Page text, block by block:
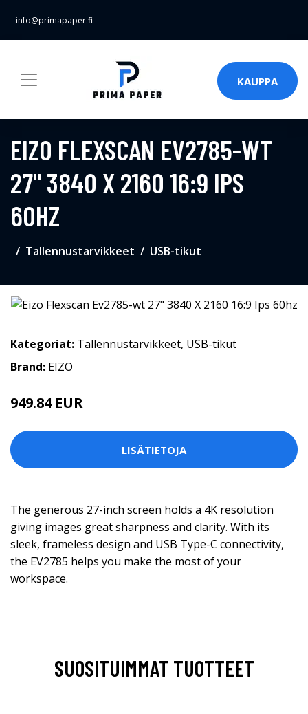
info@primapaper.fi
KAUPPA
EIZO FLEXSCAN EV2785-WT
27" 3840 X 2160 16:9 IPS
60HZ
Tallennustarvikkeet USB-tikut
Kategoriat: Tallennustarvikkeet, USB-tikut
Brand: EIZO
949.84 EUR
LISÄTIETOJA
The generous 27-inch screen holds a 4K resolution
giving images great sharpness and clarity. With its
sleek, frameless design and USB Type-C connectivity,
the EV2785 helps you make the most of your
workspace.
SUOSITUIMMAT TUOTTEET